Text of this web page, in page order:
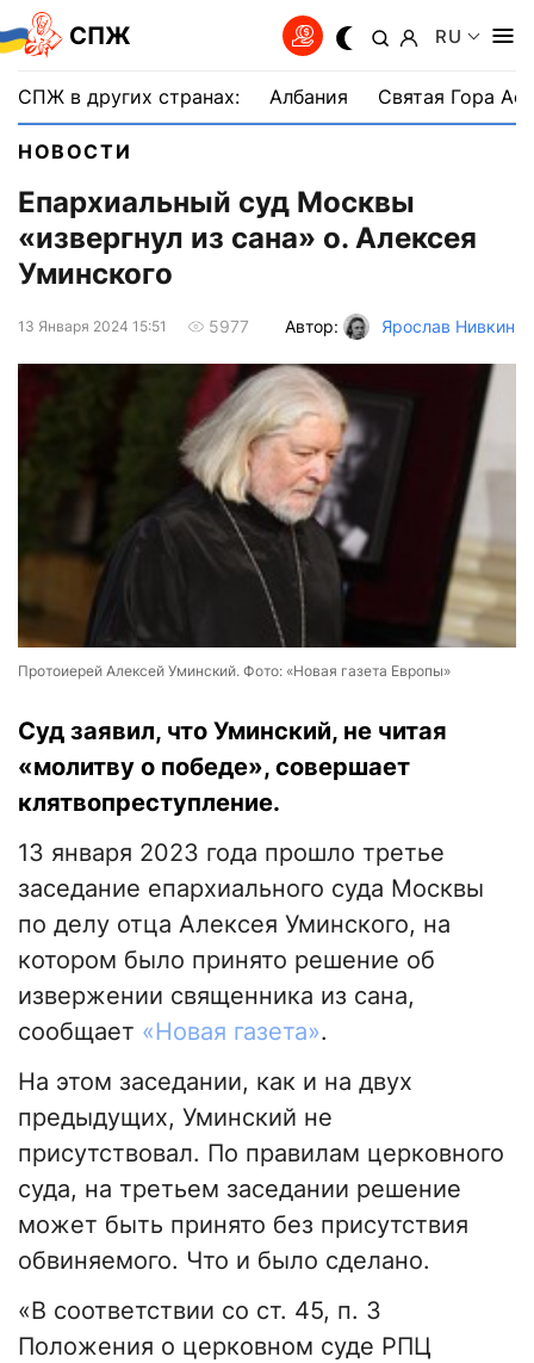
СПЖ RU
СПЖ в других странах: Албания Святая Гора
НОВОСТИ
Епархиальный суд Москвы
«извергнул из сана» о. Алексея
Уминского
13 Января 2024 15:51 5977 Автор: Ярослав Нивкин
Протоиерей Алексей Уминский. Фото: «Новая газета Европы»
Суд заявил, что Уминский, не читая
«молитву о победе», совершает
клятвопреступление.
13 января 2023 года прошло третье
заседание епархиального суда Москвы
по делу отца Алексея Уминского, на
котором было принято решение об
извержении священника из сана,
сообщает «Новая газета».
На этом заседании, как и на двух
предыдущих, Уминский не
присутствовал. По правилам церковного
суда, на третьем заседании решение
может быть принято без присутствия
обвиняемого. Что и было сделано.
«В соответствии со ст. 45, п. 3
Положения о церковном суде РПЦ